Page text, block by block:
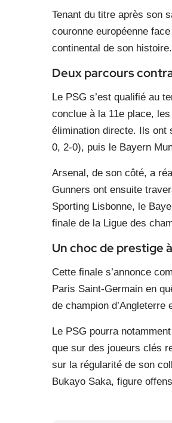
Tenant du titre après son
couronne européenne
continental de son histoire.
Deux parcours
Le PSG s’est qualifié au
conclue à la 11e place,
élimination directe. Ils ont
0, 2-0), puis le Bayern
Arsenal, de son côté, a
Gunners ont ensuite
Sporting Lisbonne, le
finale de la Ligue des
Un choc de prestige
Cette finale s’annonce
Paris Saint-Germain en
de champion d’Angleterre
Le PSG pourra
que sur des joueurs clés
sur la régularité de son
Bukayo Saka, figure